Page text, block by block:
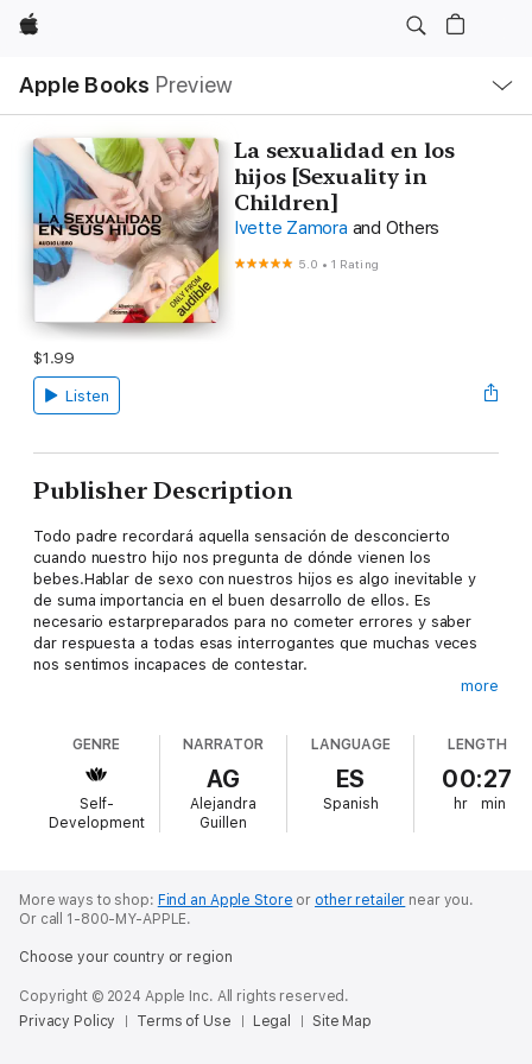
Apple
Apple Books Preview
Nav
Open
Menu
La sexualidad en los
hijos [Sexuality in
Children]
Ivette Zamora and Others
5.0 •1 Rating
$1.99
Listen
Publisher Description
Todo padre recordará aquella sensación de desconcierto
cuando nuestro hijo nos pregunta de dónde vienen los
bebes.Hablar de sexo con nuestros hijos es algo inevitable y
de suma importancia en el buen desarrollo de ellos. Es
necesario estarpreparados para no cometer errores y saber
dar respuesta a todas esas interrogantes que muchas veces
nos sentimos incapaces de contestar.
sexualidad en nuestros hijos.
Please note: This audiobook is in Spanish.
more
GENRE
Self-
Development
NARRATOR
AG
Alejandra
Guillen
LANGUAGE
ES
Spanish
LENGTH
00:27
hr min
More ways to shop: Find an Apple Store or other retailer near you.
Or call 1-800-MY-APPLE.
Choose your country or region
Copyright © 2024 Apple Inc. All rights reserved.
Privacy Policy
Terms of Use Legal Site Map